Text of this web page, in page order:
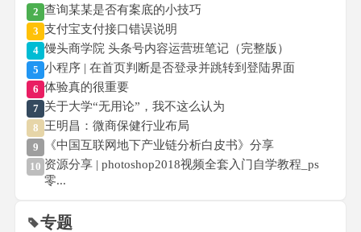
2 查询某某是否有案底的小技巧
3 支付宝支付接口错误说明
4 馒头商学院 头条号内容运营班笔记（完整版）
5 小程序 | 在首页判断是否登录并跳转到登陆界面
6 体验真的很重要
7 关于大学“无用论”，我不这么认为
8 王明昌：微商保健行业布局
9 《中国互联网地下产业链分析白皮书》分享
10 资源分享 | photoshop2018视频全套入门自学教程_ps
零...
专题